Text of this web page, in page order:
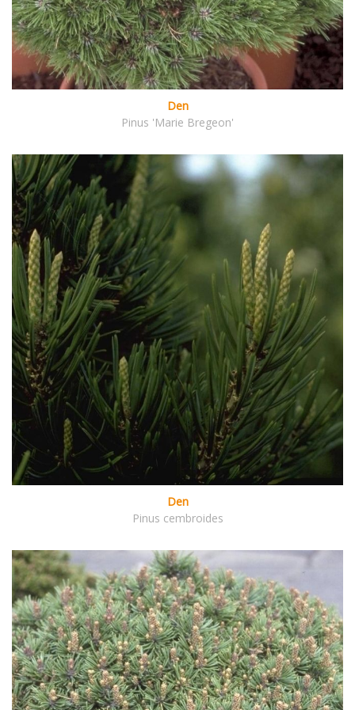
Den
Pinus 'Marie Bregeon'
Den
Pinus cembroides